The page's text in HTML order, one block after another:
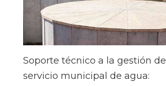
Soporte técnico a la gestión del
servicio municipal de agua: